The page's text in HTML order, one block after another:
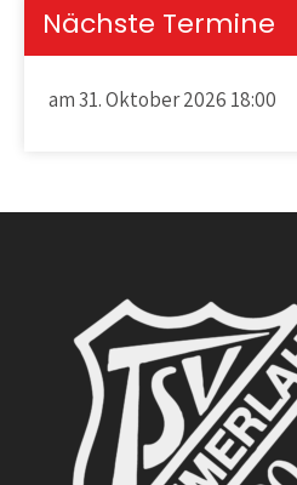
Nächste Termine
am 31. Oktober 2026 18:00